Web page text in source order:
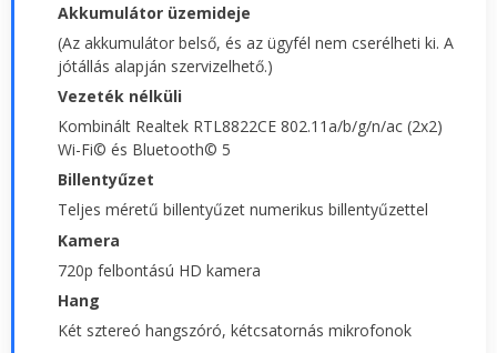
Akkumulátor üzemideje
(Az akkumulátor belső, és az ügyfél nem cserélheti ki. A
jótállás alapján szervizelhető.)
Vezeték nélküli
Kombinált Realtek RTL8822CE 802.11a/b/g/n/ac (2x2)
Wi-Fi© és Bluetooth© 5
Billentyűzet
Teljes méretű billentyűzet numerikus billentyűzettel
Kamera
720p felbontású HD kamera
Hang
Két sztereó hangszóró, kétcsatornás mikrofonok